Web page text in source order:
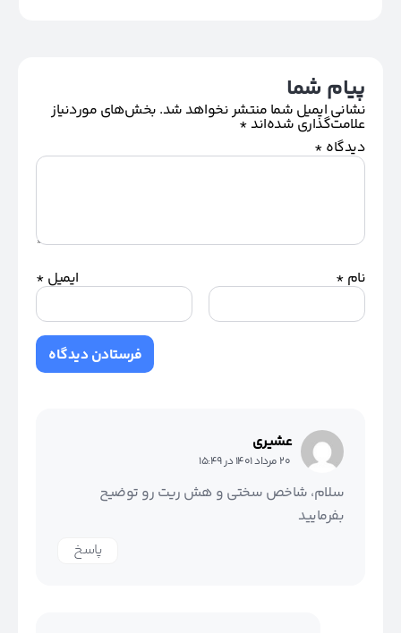
پیام شما
نشانی ایمیل شما منتشر نخواهد شد. بخش‌های موردنیاز
علامت‌گذاری شده‌اند*
دیدگاه *
نام * ایمیل *
عشیری
20 مرداد 1401 در 15:49
سلام، شاخص سختی و هش ریت رو توضیح
بفرمایید
پاسخ